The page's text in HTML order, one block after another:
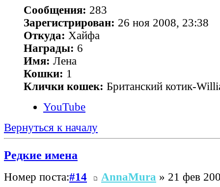
Сообщения: 283
Зарегистрирован: 26 ноя 2008, 23:38
Откуда: Хайфа
Награды: 6
Имя: Лена
Кошки: 1
Клички кошек: Британский котик-
YouTube
Вернуться к началу
Редкие имена
Номер поста:#14 AnnaMura » 21 фев